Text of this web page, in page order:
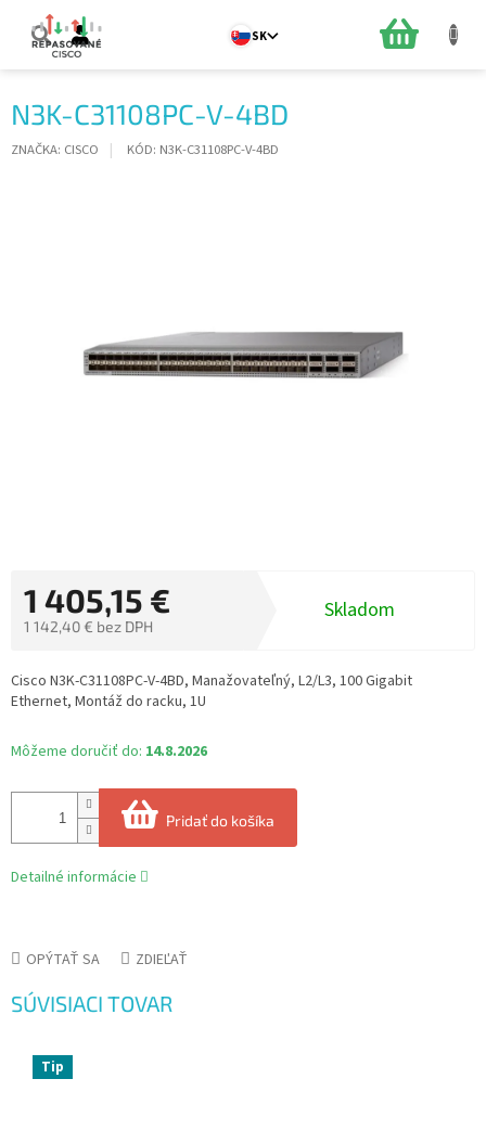
obsah
SK
N3K-C31108PC-V-4BD
ZNAČKA: CISCO KÓD: N3K-C31108PC-V-4BD
1 405,15 €
1 142,40 € bez DPH
cena:
Skladom
Môžeme doručiť do: 14.8.2026
Pridať do košíka
Cisco N3K-C31108PC-V-4BD, Manažovateľný, L2/L3, 100 Gigabit
Ethernet, Montáž do racku, 1U
Detailné informácie
OPÝTAŤ SA ZDIEĽAŤ
SÚVISIACI TOVAR
Tip